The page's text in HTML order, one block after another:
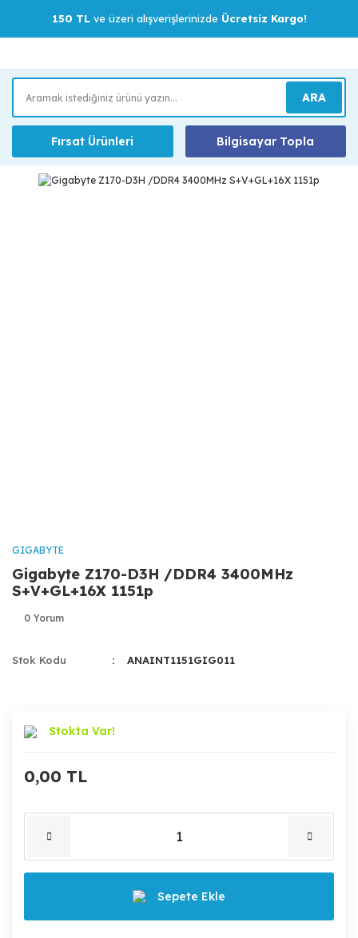
150 TLve üzeri alışverişlerinizde Ücretsiz Kargo!
ARA
Fırsat Ürünleri Bilgisayar Topla
GIGABYTE
Gigabyte Z170-D3H /DDR4 3400MHz
S+V+GL+16X 1151p
0 Yorum
Stok Kodu ANAINT1151GIG011
Stokta Var!
0,00 TL
Sepete Ekle